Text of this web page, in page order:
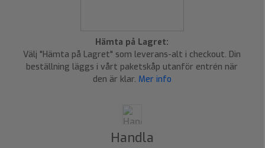
Hämta på Lagret:
Välj "Hämta på Lagret" som leverans-alt i checkout. Din
beställning läggs i vårt paketskåp utanför entrén när
den är klar. Mer info
Handla